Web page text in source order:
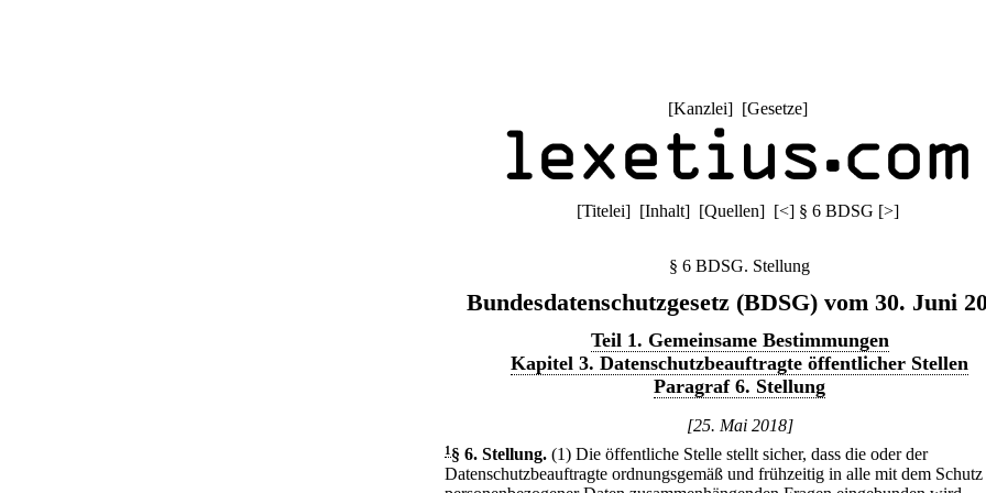
[Kanzlei] [Gesetze]
[Titelei] [Inhalt] [Quellen] [<] § 6 BDSG [>]
§ 6 BDSG. Stellung
Bundesdatenschutzgesetz (BDSG) vom 30. Juni
Teil 1. Gemeinsame Bestimmungen
Kapitel 3. Datenschutzbeauftragte öffentlicher Stellen
Paragraf 6. Stellung
[25. Mai 2018]
1 § 6. Stellung. (1) Die öffentliche Stelle stellt sicher, dass die oder der
Datenschutzbeauftragte ordnungsgemäß und frühzeitig in alle mit dem Schutz